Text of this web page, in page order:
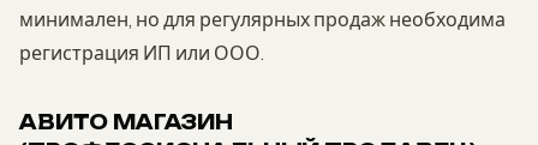
минимален, но для регулярных продаж необходима
регистрация ИП или ООО.
АВИТО МАГАЗИН